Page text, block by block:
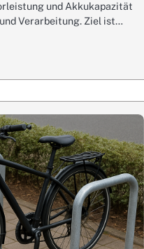
und Akkukapazität
Verarbeitung. Ziel ist…